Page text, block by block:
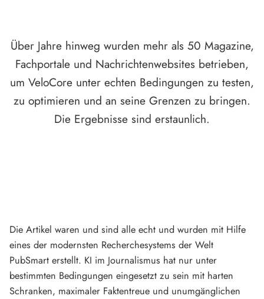
Über Jahre hinweg wurden mehr als 50 Magazine,
Fachportale und Nachrichtenwebsites betrieben,
um VeloCore unter echten Bedingungen zu testen,
zu optimieren und an seine Grenzen zu bringen.
Die Ergebnisse sind erstaunlich.
Die Artikel waren und sind alle echt und wurden mit Hilfe
eines der modernsten Recherchesystems der Welt
PubSmart erstellt. KI im Journalismus hat nur unter
bestimmten Bedingungen eingesetzt zu sein mit harten
Schranken, maximaler Faktentreue und unumgänglichen